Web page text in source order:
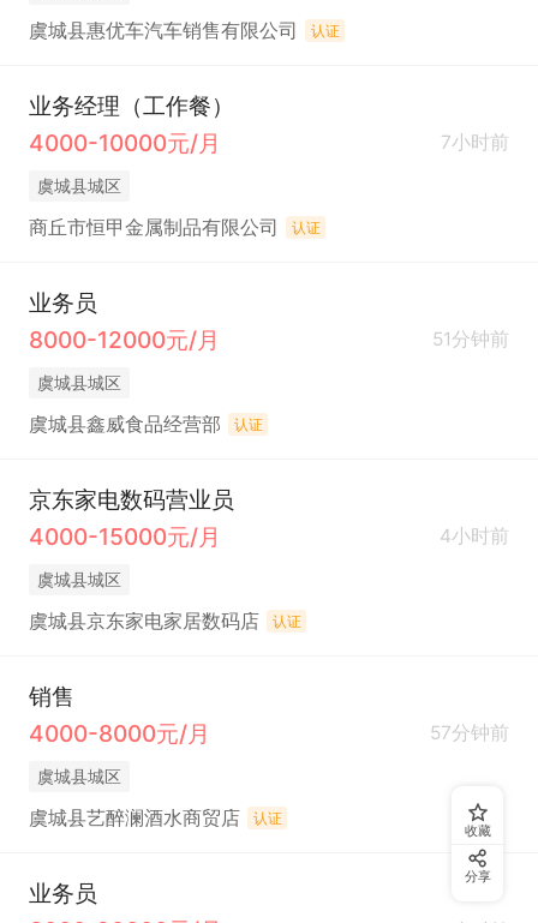
虞城县惠优车汽车销售有限公司 认证
业务经理（工作餐）
4000-10000元/月
7小时前
虞城县城区
商丘市恒甲金属制品有限公司 认证
业务员
8000-12000元/月
51分钟前
虞城县城区
虞城县鑫威食品经营部 认证
京东家电数码营业员
4000-15000元/月
4小时前
虞城县城区
虞城县京东家电家居数码店 认证
销售
4000-8000元/月
57分钟前
虞城县城区
虞城县艺醉澜酒水商贸店 认证
业务员
收藏
分享